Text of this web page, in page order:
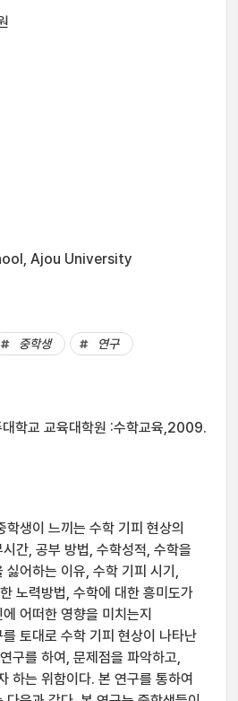
Ajou University
중학생 연구
학교 교육대학원 :수학교육,2009.
생이 느끼는 수학 기피 현상의
간, 공부 방법, 수학성적, 수학을
싫어하는 이유, 수학 기피 시기,
노력방법, 수학에 대한 흥미도가
어떠한 영향을 미치는지
토대로 수학 기피 현상이 나타난
구를 하여, 문제점을 파악하고,
하는 위함이다. 본 연구를 통하여